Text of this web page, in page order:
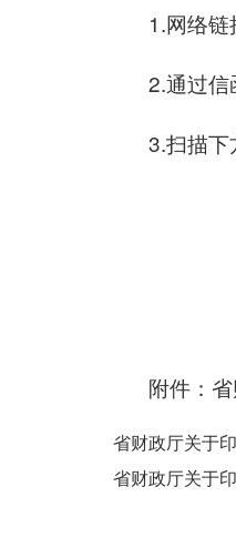
1.网络
2.通过信
3.扫描
附件：
省财政厅关于
省财政厅关于